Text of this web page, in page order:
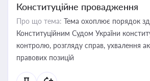
Конституційне провадження
Про що тема: Тема охоплює порядок
Конституційним Судом України
контролю, розгляду справ, ухвалення
правових позицій